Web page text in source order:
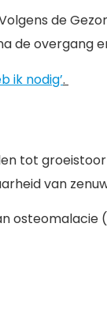
de
de overgang
ik nodig’.
tot
van